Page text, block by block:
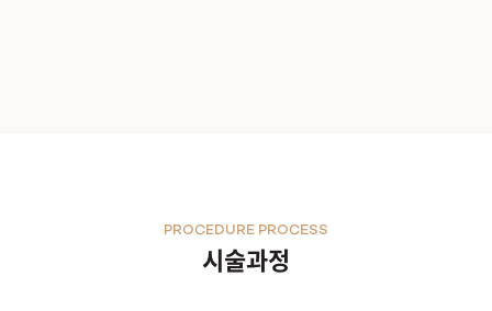
시술과정
PROCEDURE PROCESS